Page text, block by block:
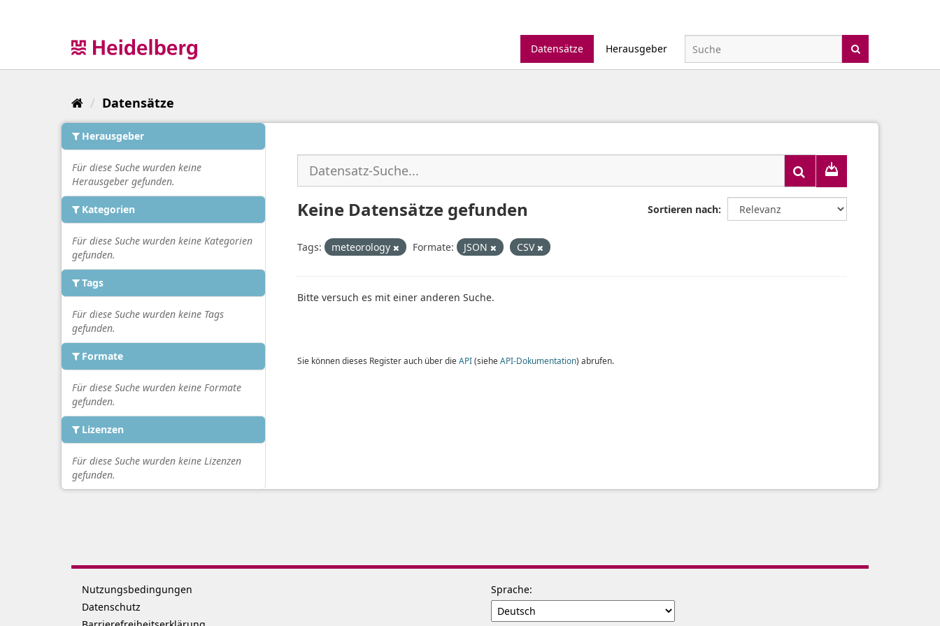
Datensätze
Herausgeber
Datensätze
Herausgeber
Für diese Suche wurden keine
Herausgeber gefunden.
Kategorien
Für diese Suche wurden keine Kategorien
gefunden.
Tags
Für diese Suche wurden keine Tags
gefunden.
Formate
Für diese Suche wurden keine Formate
gefunden.
Lizenzen
Für diese Suche wurden keine Lizenzen
gefunden.
Sortieren nach
Keine Datensätze gefunden
Tags: meteorology Formate: JSON CSV
Bitte versuch es mit einer anderen Suche.
Sie können dieses Register auch über die API(siehe API-Dokumentation) abrufen.
Nutzungsbedingungen
Datenschutz
Sprache